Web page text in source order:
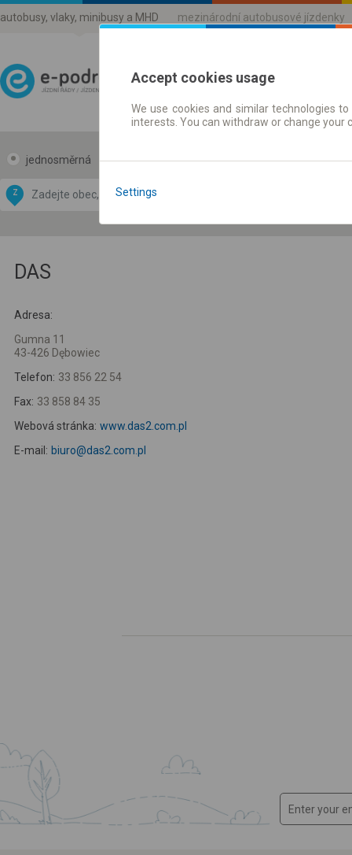
autobusy, vlaky, minibusy a MHD mezinárodní autobusové jízdenky
Jízdni řády a jízdenky
jednosměrná zpáteční
Z
by
OpenStreetMap
DAS
Adresa:
Gumna 11
43-426 Dębowiec
Telefon: 33 856 22 54
Fax: 33 858 84 35
Webová stránka: www.das2.com.pl
E-mail: biuro@das2.com.pl
Accept cookies usage
We use cookies and similar technologies
interests. You can withdraw or change
Settings